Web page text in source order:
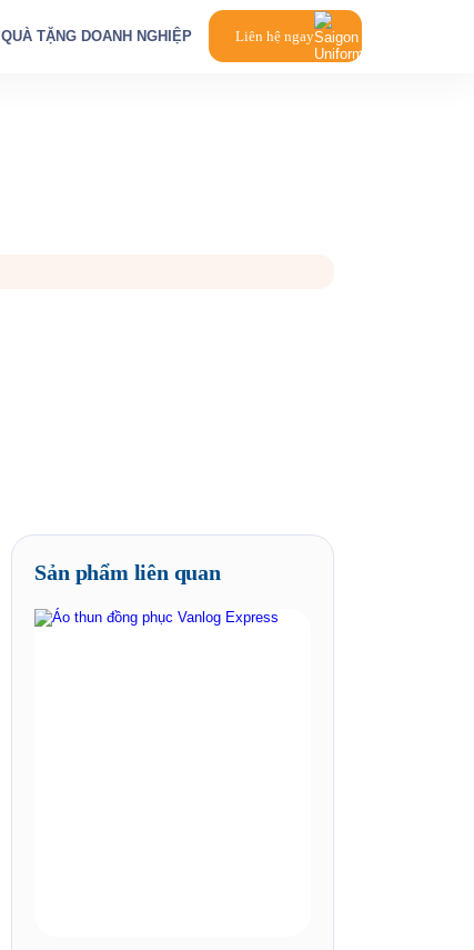
QUÀ TẶNG DOANH NGHIỆP Liên hệ ngay
Sản phẩm liên quan